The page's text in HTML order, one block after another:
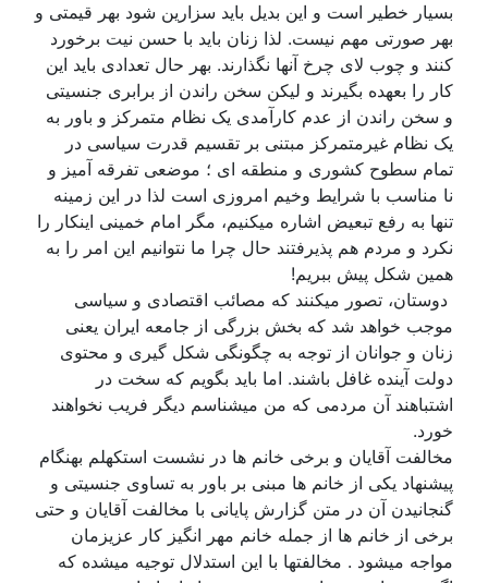
بسیار خطیر است و این بدیل باید سزارین شود بهر قیمتی و
بهر صورتی مهم نیست. لذا زنان باید با حسن نیت برخورد
کنند و چوب لای چرخ آنها نگذارند. بهر حال تعدادی باید این
کار را بعهده بگیرند و لیکن سخن راندن از برابری جنسیتی
و سخن راندن از عدم کارآمدی یک نظام متمرکز و باور به
یک نظام غیرمتمرکز مبتنی بر تقسیم قدرت سیاسی در
تمام سطوح کشوری و منطقه ای ؛ موضعی تفرقه آمیز و
نا مناسب با شرایط وخیم امروزی است لذا در این زمینه
تنها به رفع تبعیض اشاره میکنیم، مگر امام خمینی اینکار را
نکرد و مردم هم پذیرفتند حال چرا ما نتوانیم این امر را به
همین شکل پیش ببریم!
دوستان، تصور میکنند که مصائب اقتصادی و سیاسی
موجب خواهد شد که بخش بزرگی از جامعه ایران یعنی
زنان و جوانان از توجه به چگونگی شکل گیری و محتوی
دولت آینده غافل باشند. اما باید بگویم که سخت در
اشتباهند آن مردمی که من میشناسم دیگر فریب نخواهند
خورد.
مخالفت آقایان و برخی خانم ها در نشست استکهلم بهنگام
پیشنهاد یکی از خانم ها مبنی بر باور به تساوی جنسیتی و
گنجانیدن آن در متن گزارش پایانی با مخالفت آقایان و حتی
برخی از خانم ها از جمله خانم مهر انگیز کار عزیزمان
مواجه میشود . مخالفتها با این استدلال توجیه میشده که